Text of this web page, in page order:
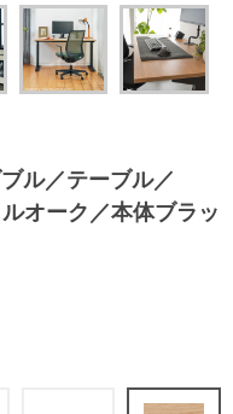
ル／テーブル／
オーク／本体ブラッ